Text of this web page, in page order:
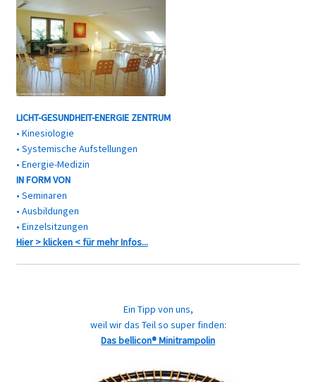
LICHT-GESUNDHEIT-ENERGIE ZENTRUM
• Kinesiologie
• Systemische Aufstellungen
• Energie-Medizin
IN FORM VON
• Seminaren
• Ausbildungen
• Einzelsitzungen
Hier > klicken < für mehr Infos...
Ein Tipp von uns,
weil wir das Teil so super finden:
Das bellicon® Minitrampolin